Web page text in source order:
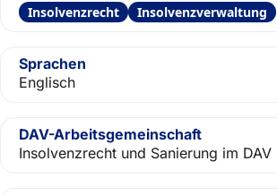
Insolvenzrecht Insolvenzverwaltung
Sprachen
Englisch
DAV-Arbeitsgemeinschaft
Insolvenzrecht und Sanierung im DAV